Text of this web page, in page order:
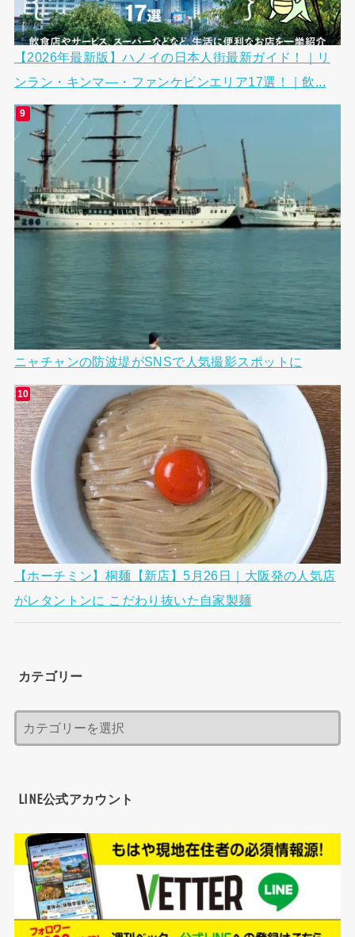
【2026年最新版】ハノイの日本人街最新ガイド！｜リ
ンラン・キンマ―・ファンケビンエリア17選！｜飲...
ニャチャンの防波堤がSNSで人気撮影スポットに
【ホーチミン】桐麺【新店】5月26日｜大阪発の人気店
がレタントンに こだわり抜いた自家製麺
カテゴリー
LINE公式アカウント